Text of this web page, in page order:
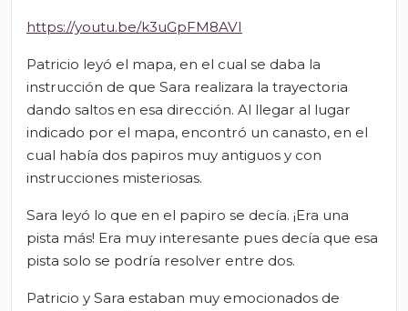
https://youtu.be/k3uGpFM8AVI
Patricio leyó el mapa, en el cual se daba la
instrucción de que Sara realizara la trayectoria
dando saltos en esa dirección. Al llegar al lugar
indicado por el mapa, encontró un canasto, en el
cual había dos papiros muy antiguos y con
instrucciones misteriosas.
Sara leyó lo que en el papiro se decía. ¡Era una
pista más! Era muy interesante pues decía que esa
pista solo se podría resolver entre dos.
Patricio y Sara estaban muy emocionados de